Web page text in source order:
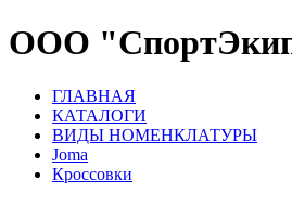
ООО
ГЛАВНАЯ
КАТАЛОГИ
ВИДЫ НОМЕНКЛАТУРЫ
Joma
Кроссовки